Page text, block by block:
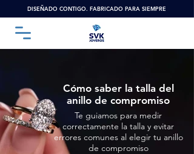
DISEÑADO CONTIGO. FABRICADO PARA SIEMPRE
Cómo saber la talla del
anillo de compromiso
Te guiamos para medir
correctamente la talla y evitar
errores comunes al elegir tu anillo
de compromiso